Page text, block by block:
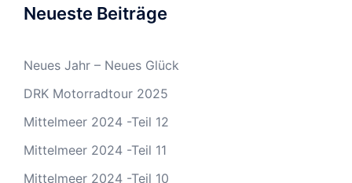
Neueste Beiträge
Neues Jahr – Neues Glück
DRK Motorradtour 2025
Mittelmeer 2024 -Teil 12
Mittelmeer 2024 -Teil 11
Mittelmeer 2024 -Teil 10